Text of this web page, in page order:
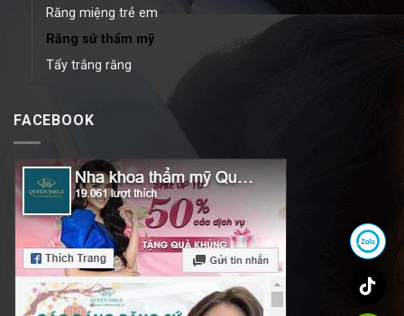
Răng miệng trẻ em
Răng sứ thẩm mỹ
Tẩy trắng răng
FACEBOOK